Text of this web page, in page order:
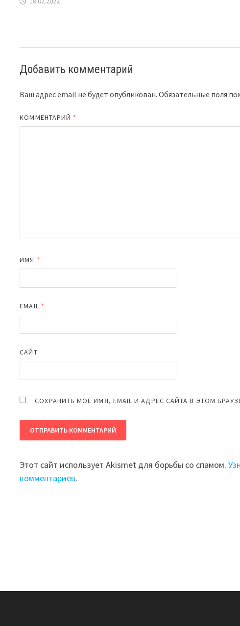
Добавить комментарий
Ваш адрес email не будет опубликован. Обязательные поля
КОММЕНТАРИЙ *
ИМЯ *
EMAIL *
САЙТ
СОХРАНИТЬ МОЁ ИМЯ, EMAIL И АДРЕС САЙТА В ЭТОМ
Этот сайт использует Akismet для борьбы со спамом.
комментариев.